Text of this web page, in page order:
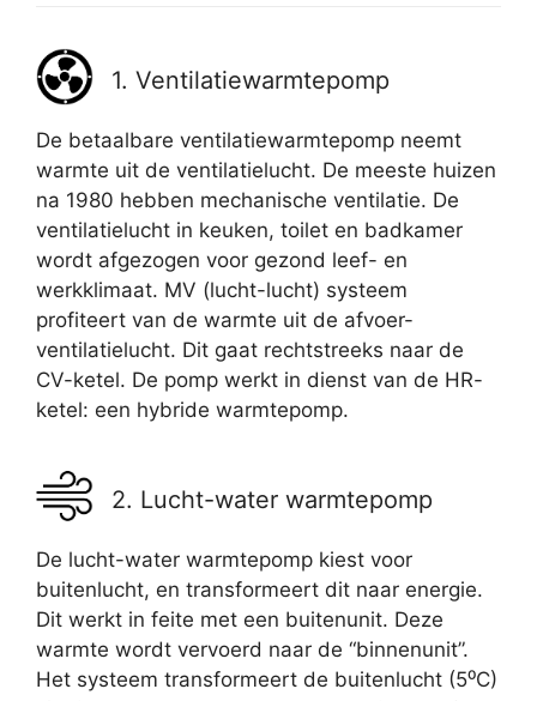
1. Ventilatiewarmtepomp
De betaalbare ventilatiewarmtepomp neemt
warmte uit de ventilatielucht. De meeste huizen
na 1980 hebben mechanische ventilatie. De
ventilatielucht in keuken, toilet en badkamer
wordt afgezogen voor gezond leef- en
werkklimaat. MV (lucht-lucht) systeem
profiteert van de warmte uit de afvoer-
ventilatielucht. Dit gaat rechtstreeks naar de
CV-ketel. De pomp werkt in dienst van de HR-
ketel: een hybride warmtepomp.
2. Lucht-water warmtepomp
De lucht-water warmtepomp kiest voor
buitenlucht, en transformeert dit naar energie.
Dit werkt in feite met een buitenunit. Deze
warmte wordt vervoerd naar de “binnenunit”.
Het systeem transformeert de buitenlucht (5⁰C)